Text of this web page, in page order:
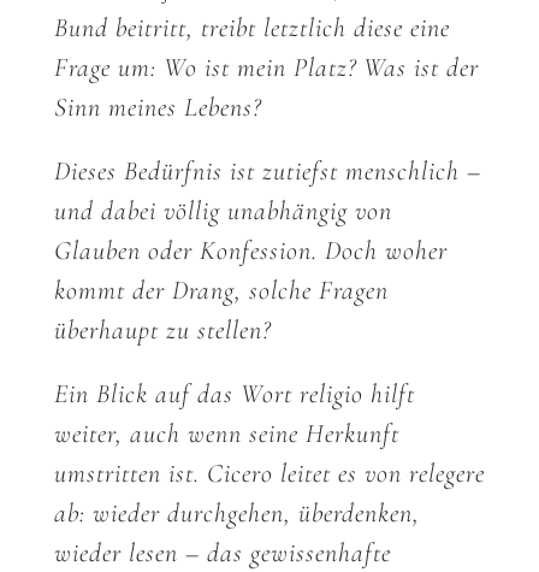
Bund beitritt, treibt letztlich diese eine
Frage um: Wo ist mein Platz? Was ist der
Sinn meines Lebens?
Dieses Bedürfnis ist zutiefst menschlich –
und dabei völlig unabhängig von
Glauben oder Konfession. Doch woher
kommt der Drang, solche Fragen
überhaupt zu stellen?
Ein Blick auf das Wort religio hilft
weiter, auch wenn seine Herkunft
umstritten ist. Cicero leitet es von relegere
ab: wieder durchgehen, überdenken,
wieder lesen – das gewissenhafte